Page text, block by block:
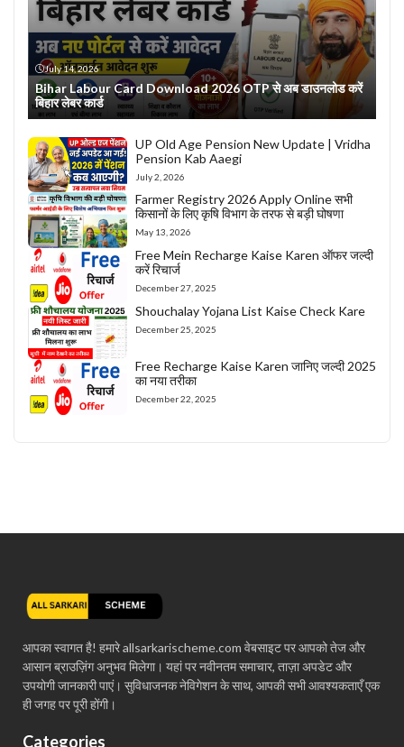
July 14, 2026
Bihar Labour Card Download 2026 OTP से अब डाउनलोड करें
बिहार लेबर कार्ड
UP Old Age Pension New Update | Vridha
Pension Kab Aaegi
July 2, 2026
Farmer Registry 2026 Apply Online सभी
किसानों के लिए कृषि विभाग के तरफ से बड़ी घोषणा
May 13, 2026
Free Mein Recharge Kaise Karen ऑफर जल्दी
करें रिचार्ज
December 27, 2025
Shouchalay Yojana List Kaise Check Kare
December 25, 2025
Free Recharge Kaise Karen जानिए जल्दी 2025
का नया तरीका
December 22, 2025
आपका स्वागत है! हमारे allsarkarischeme.com वेबसाइट पर आपको तेज और
आसान ब्राउज़िंग अनुभव मिलेगा। यहां पर नवीनतम समाचार, ताज़ा अपडेट और
उपयोगी जानकारी पाएं। सुविधाजनक नेविगेशन के साथ, आपकी सभी आवश्यकताएँ एक
ही जगह पर पूरी होंगी।
Categories